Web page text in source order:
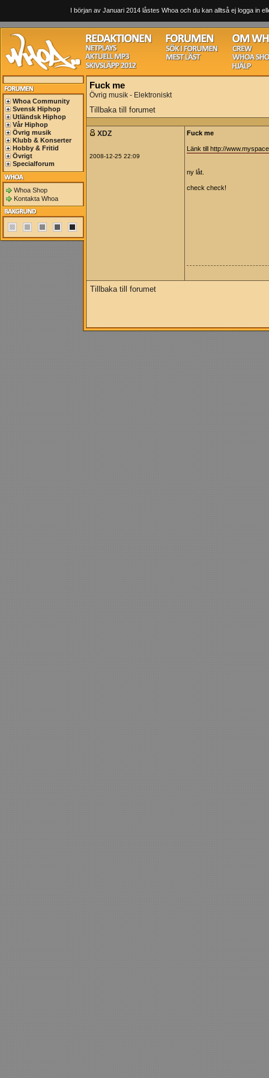
I början av Januari 2014 låstes Whoa och du kan alltså ej logga in
Whoa Community
Svensk Hiphop
Utländsk Hiphop
Vår Hiphop
Övrig musik
Klubb & Konserter
Hobby & Fritid
Övrigt
Specialforum
Whoa Shop
Kontakta Whoa
Fuck me
Övrig musik - Elektroniskt
Tillbaka till forumet
XDZ
2008-12-25 22:09
Fuck me
Länk till http://
ny låt.
check check!
Tillbaka till forumet